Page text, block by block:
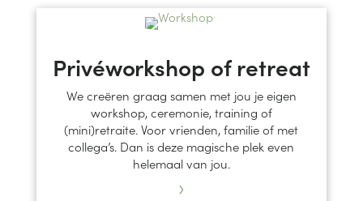
Privéworkshop of retreat
We creëren graag samen met jou je eigen
workshop, ceremonie, training of
(mini)retraite. Voor vrienden, familie of met
collega’s. Dan is deze magische plek even
helemaal van jou.
›